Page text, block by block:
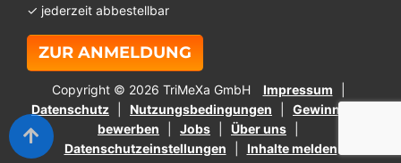
✓ jederzeit abbestellbar
ZUR ANMELDUNG
Copyright © 2026 TriMeXa GmbH
Impressum
Datenschutz
Nutzungsbedingungen
Gewinnspiel
bewerben
Jobs
Über uns
Datenschutzeinstellungen
Inhalte melden